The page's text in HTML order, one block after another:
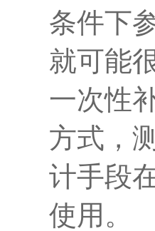
条件下
就可能
一次性
方式，
计手段
使用。